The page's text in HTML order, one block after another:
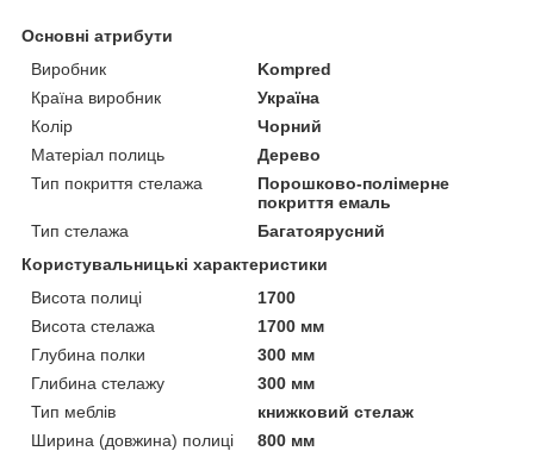
Основні атрибути
Виробник
Kompred
Країна виробник
Україна
Колір
Чорний
Матеріал полиць
Дерево
Тип покриття стелажа
Порошково-полімерне
покриття емаль
Тип стелажа
Багатоярусний
Користувальницькі характеристики
Висота полиці
1700
Висота стелажа
1700 мм
Глубина полки
300 мм
Глибина стелажу
300 мм
Тип меблів
книжковий стелаж
Ширина (довжина) полиці
800 мм